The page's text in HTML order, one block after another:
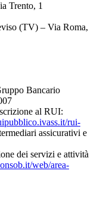
Trento, 1
(TV) – Via Roma,
Bancario
al RUI:
rui-
assicurativi e
dei servizi e attività
web/area-